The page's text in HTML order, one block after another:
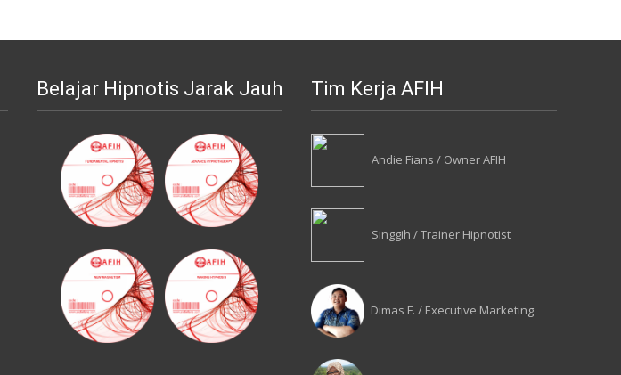
Belajar Hipnotis Jarak Jauh Tim Kerja AFIH
Andie Fians / Owner AFIH
Singgih / Trainer Hipnotist
Dimas F. / Executive Marketing